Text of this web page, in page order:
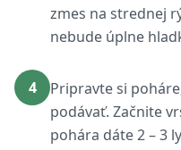
zmes na strednej
nebude úplne
4
Pripravte si
podávať. Začnite
pohára dáte 2 – 3